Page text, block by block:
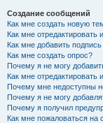
Создание сообщений
Как мне создать новую
Как мне отредактировать
Как мне добавить
Как мне создать опрос?
Почему я не могу
Как мне отредактировать
Почему мне недоступны
Почему я не могу
Почему я получил
Как мне пожаловаться на